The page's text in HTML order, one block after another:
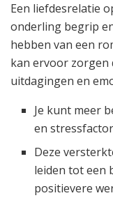
Een liefdesrelatie
onderling begrip
hebben van een
kan ervoor zorgen
uitdagingen en
Je kunt meer
en
Deze
leiden tot een
positievere